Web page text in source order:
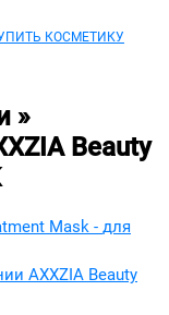
КОСМЕТИКУ
»
Beauty
Mask - для
AXXZIA Beauty